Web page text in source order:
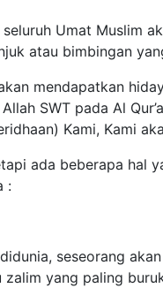
Umat Muslim
atau bimbingan
mendapatkan
SWT pada Al
Kami, Kami
ada beberapa hal
:
seseorang
zalim yang paling